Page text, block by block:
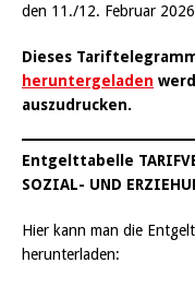
den 11./12. Februar
Dieses
heruntergeladen
auszudrucken.
Entgelttabelle
SOZIAL- UND
Hier kann man die
herunterladen: